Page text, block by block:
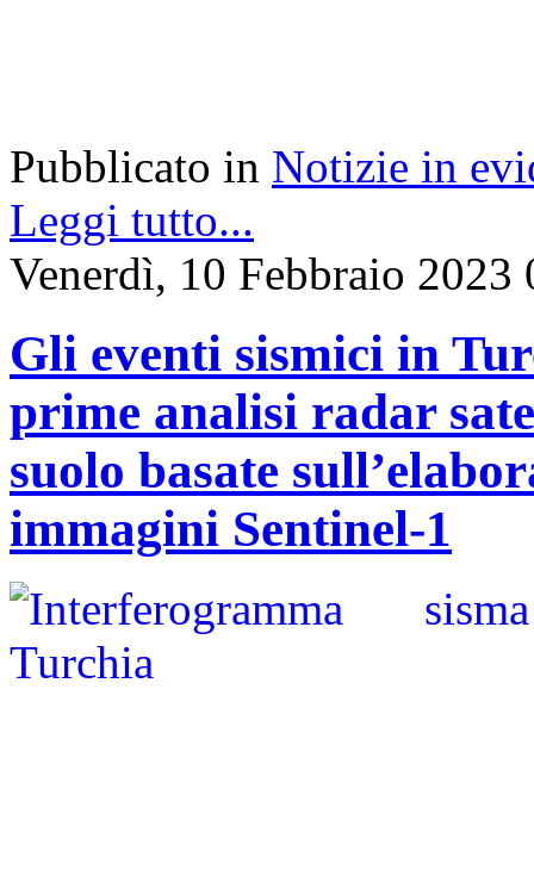
Pubblicato in Notizie in
Leggi tutto...
Venerdì, 10 Febbraio 2023
Gli eventi sismici in
prime analisi radar
suolo basate
immagini Sentinel-1